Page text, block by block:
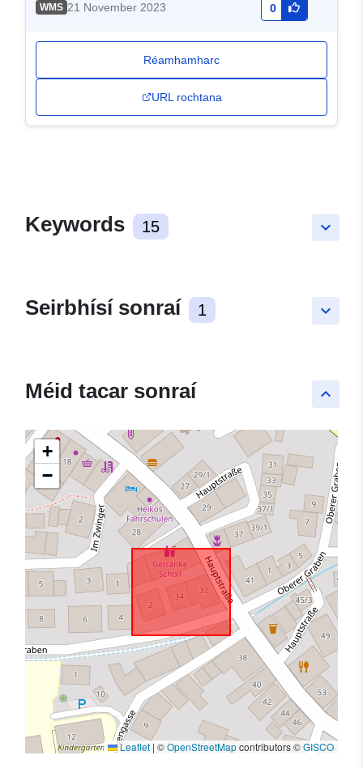
WMS 21 November 2023 0
Réamhamharc
URL rochtana
keyboard_arrow_down
Keywords 15
keyboard_arrow_down
Seirbhísí sonraí 1
keyboard_arrow_up
Méid tacar sonraí
+
−
Leaflet | ©OpenStreetMapcontributors ©GISCO